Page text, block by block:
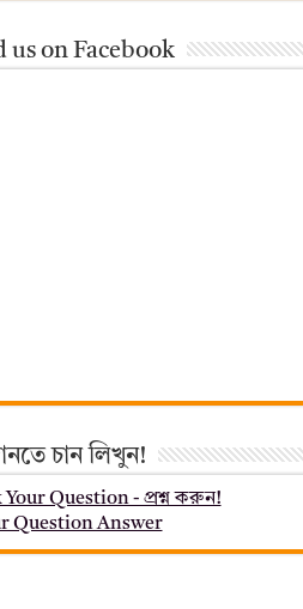
us on Facebook
চান লিখুন!
Your Question - প্রশ্ন করুন!
Question Answer